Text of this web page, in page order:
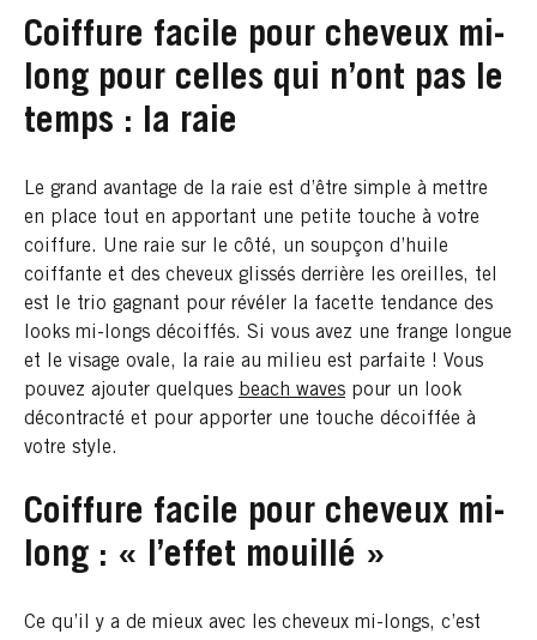
Coiffure facile pour cheveux mi-
long pour celles qui n’ont pas le
temps : la raie
Le grand avantage de la raie est d’être simple à mettre
en place tout en apportant une petite touche à votre
coiffure. Une raie sur le côté, un soupçon d’huile
coiffante et des cheveux glissés derrière les oreilles, tel
est le trio gagnant pour révéler la facette tendance des
looks mi-longs décoiffés. Si vous avez une frange longue
et le visage ovale, la raie au milieu est parfaite ! Vous
pouvez ajouter quelques beach waves pour un look
décontracté et pour apporter une touche décoiffée à
votre style.
Coiffure facile pour cheveux mi-
long : « l’effet mouillé »
Ce qu’il y a de mieux avec les cheveux mi-longs, c’est